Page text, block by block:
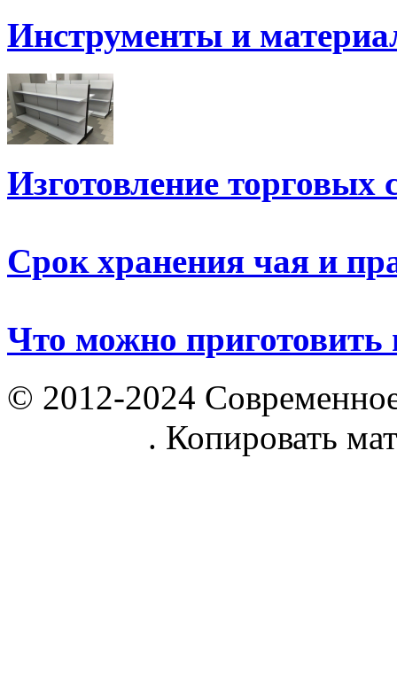
Инструменты и
Изготовление торговых
Срок хранения чая и
Что можно приготовить
© 2012-2024
. Копировать